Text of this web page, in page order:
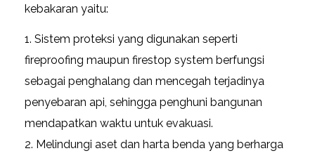
kebakaran yaitu:
Sistem proteksi yang digunakan seperti
fireproofing maupun firestop system berfungsi
sebagai penghalang dan mencegah terjadinya
penyebaran api, sehingga penghuni bangunan
mendapatkan waktu untuk evakuasi.
Melindungi aset dan harta benda yang berharga